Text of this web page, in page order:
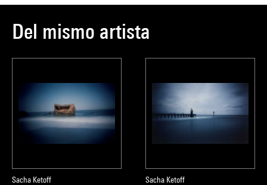
Del mismo artista
Sacha Ketoff
Sacha Ketoff